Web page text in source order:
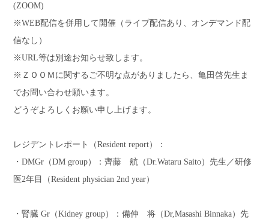
(ZOOM)
※WEB配信を併用して開催（ライブ配信あり、オンデマンド配
信なし）
※URL等は別途お知らせ致します。
※ＺＯＯＭに関するご不明な点がありましたら、亀田啓先生ま
でお問い合わせ願います。
どうぞよろしくお願い申し上げます。
レジデントレポート（Resident report）：
・DMGr （DM group）：齊藤 航（Dr.Wataru Saito）先生／研修
医2年目（Resident physician 2nd year）
・腎臓 Gr （Kidney group）：備仲 将（Dr,Masashi Binnaka）先